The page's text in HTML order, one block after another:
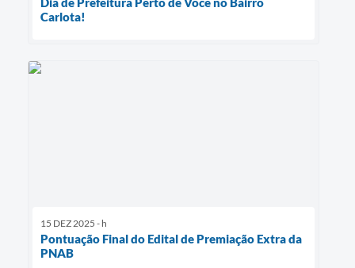
Carlota!
15 DEZ 2025 - h
Pontuação Final do Edital de Premiação Extra da
PNAB